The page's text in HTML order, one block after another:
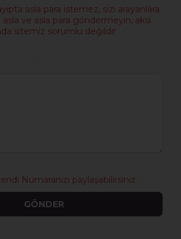
asla para istemez, sizi arayanlara
ve asla para göndermeyin, aksi
sitemiz sorumlu değildir
Numaranızı paylaşabilirsiniz.